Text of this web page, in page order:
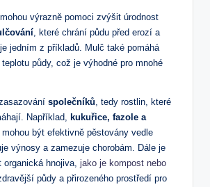
výrazně pomoci zvýšit úrodnost
, které chrání půdu před erozí a
jedním z příkladů. Mulč také pomáhá
půdy, což je výhodné pro mnohé
společníků , tedy rostlin, které
Například, kukuřice, fazole a
mohou být efektivně pěstovány vedle
výnosy a zamezuje chorobám. Dále je
hnojiva, jako je kompost nebo
půdy a přirozeného prostředí pro